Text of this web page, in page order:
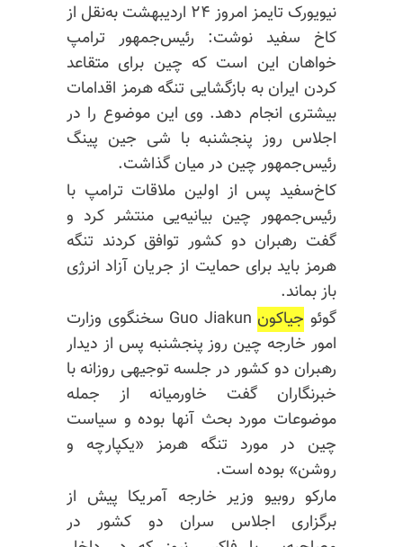
نیویورک تایمز امروز ۲۴ اردیبهشت به‌نقل از
کاخ‌ سفید نوشت: رئیس‌جمهور ترامپ
خواهان این است که چین برای متقاعد
کردن ایران به بازگشایی تنگه هرمز اقدامات
بیشتری انجام دهد. وی این موضوع را در
اجلاس روز پنجشنبه با شی جین پینگ
رئیس‌جمهور چین در میان گذاشت.
کاخ‌سفید پس از اولین ملاقات ترامپ با
رئیس‌جمهور چین بیانیه‌یی منتشر کرد و
گفت رهبران دو کشور توافق کردند تنگه
هرمز باید برای حمایت از جریان آزاد انرژی
باز بماند.
گوئو جیاکون
Guo Jiakun سخنگوی وزارت
امور خارجه چین روز پنجشنبه پس از دیدار
رهبران دو کشور در جلسه توجیهی روزانه با
خبرنگاران گفت خاورمیانه از جمله
موضوعات مورد بحث آنها بوده و سیاست
چین در مورد تنگه هرمز «یکپارچه و
روشن» بوده است.
مارکو روبیو وزیر خارجه آمریکا پیش از
برگزاری اجلاس سران دو کشور در